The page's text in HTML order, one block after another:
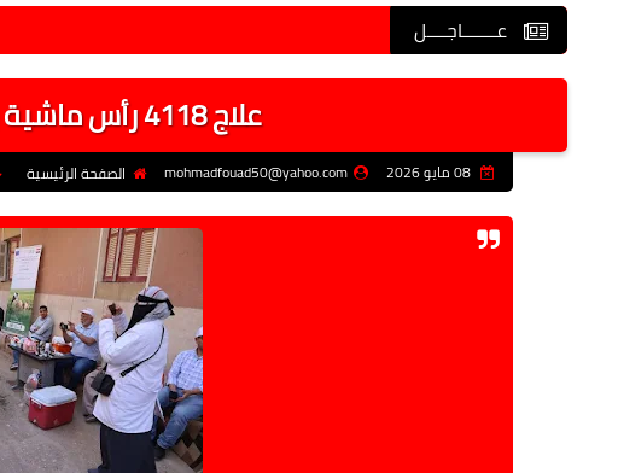
عـــــــاجــــل
علاج 4118 رأس ماشية بالمجان في أسيوط
08 مايو 2026 mohmadfouad50@yahoo.com الصفحة الرئيسية